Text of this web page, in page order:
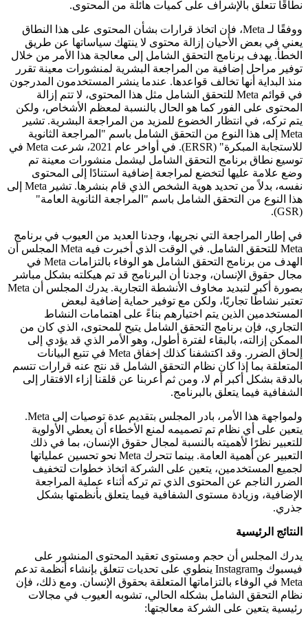
نطاقًا تتعلق بالإشراف على كميات هائلة من المحتوى.
ووفقًا لـ Meta، فإن اتخاذ قرارات بشأن المحتوى على هذا النطاق
يعني في بعض الأحيان إزالة محتوى لا ينتهك سياساتها عن طريق
الخطأ. يهدف برنامج التحقق الشامل إلى معالجة هذا الأمر من خلال
توفير مراحل إضافية من المراجعة البشرية لمنشورات معينة تقرر
منذ البداية أنها تخالف قواعدها. عندما ينشر المستخدمون المدرجون
في قوائم Meta للتحقق الشامل مثل هذا المحتوى، لا تتم إزالة
المحتوى على الفور كما هو الحال بالنسبة لمعظم الأشخاص، ولكن
يتم تركه، في انتظار الخضوع للمزيد من المراجعة البشرية. تشير
Meta إلى هذا النوع من التحقق الشامل باسم "المراجعة الثانوية
للاستجابة المبكرة" (ERSR). في أواخر عام 2021، شرعت Meta في
توسيع نطاق برنامج التحقق الشامل ليشمل منشورات معينة تم
وضع علامة عليها لتخضع لمراجعة إضافية استنادًا إلى المحتوى
نفسه، بدلاً من تحديد هوية الشخص الذي قام بنشرها. تشير Meta إلى
هذا النوع من التحقق الشامل باسم "المراجعة الثانوية العامة"
(GSR).
في إطار المراجعة التي نجريها، وجدنا العديد من العيوب في برنامج
Meta للتحقق الشامل. في الوقت الذي أخبرت فيه Meta المجلس أن
الهدف من برنامج التحقق الشامل هو الوفاء بالتزامات Meta في
مجال حقوق الإنسان، وجدنا أن البرنامج قد تم هيكلته بشكل مباشر
بصورة أكبر لتبديد مخاوف الأنشطة التجارية. يدرك المجلس أن Meta
تعتبر نشاطًا تجاريًا، ولكن مع توفير حماية إضافية لبعض
المستخدمين الذين يتم اختيارهم بناءً على اهتمامات النشاط
التجاري، فإن برنامج التحقق الشامل يتيح للمحتوى، الذي كان من
الممكن إزالته، بالبقاء لفترة أطول، وهو الأمر الذي قد يؤدي إلى
إلحاق الضرر. وقد اكتشفنا كذلك إخفاق Meta في تتبع البيانات
المتعلقة بما إذا كان نظام التحقق الشامل قد نتج عنه قرارات تتسم
بالدقة بشكل أكبر أم لا، ومن ثم أعربنا عن قلقنا إزاء الافتقار إلى
الشفافية فيما يتعلق بالبرنامج.
ولمواجهة هذا الأمر، بادر المجلس بتقديم عدة توصيات إلى Meta.
يتعين على أي نظام تم تصميمه لمنع الأخطاء أن يعطي الأولوية
للتعبير نظرًا لأهميته بالنسبة لمجال حقوق الإنسان، بما في ذلك
التعبير عن أهمية العامة. بينما تتحرك Meta نحو تحسين عملياتها
لجميع المستخدمين، يتعين على الشركة اتخاذ خطوات لتخفيف
الضرر الناجم عن المحتوى الذي تم تركه أثناء عملية المراجعة
الإضافية، وزيادة مستوى الشفافية فيما يتعلق بأنظمتها بشكل
جذري.
النتائج الرئيسية
يدرك المجلس أن حجم ومستوى تعقيد المحتوى المنشور على
فيسبوك وInstagram ينطوي على تحديات تتعلق بإنشاء أنظمة تدعم
Meta في الوفاء بالتزاماتها المتعلقة بحقوق الإنسان. ومع ذلك، فإن
نظام التحقق الشامل بشكله الحالي، تشوبه العيوب في مجالات
رئيسية يتعين على الشركة معالجتها: